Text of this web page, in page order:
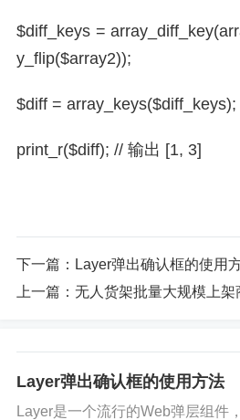
$diff_keys =
y_flip($array2));
$diff = array_keys($diff_keys);
print_r($diff); // 输出 [1, 3]
下一篇： Layer弹出确认框的使用
上一篇： 无人货架批量大规模上架
Layer弹出确认框的使用方法
Layer是一个流行的Web弹层组件